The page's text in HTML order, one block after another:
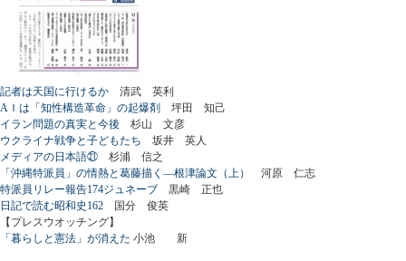
記者は天国に行けるか 清武 英利
AＩは「知性構造革命」の起爆剤 坪田 知己
イラン問題の真実と今後 杉山 文彦
ウクライナ戦争と子どもたち 坂井 英人
メディアの日本語㉑ 杉浦 信之
「沖縄特派員」の情熱と葛藤描く―根津論文（上）
河原 仁志
特派員リレー報告174ジュネーブ 黒崎 正也
日記で読む昭和史162 国分 俊英
【プレスウオッチング】
「暮らしと憲法」が消えた 小池 新